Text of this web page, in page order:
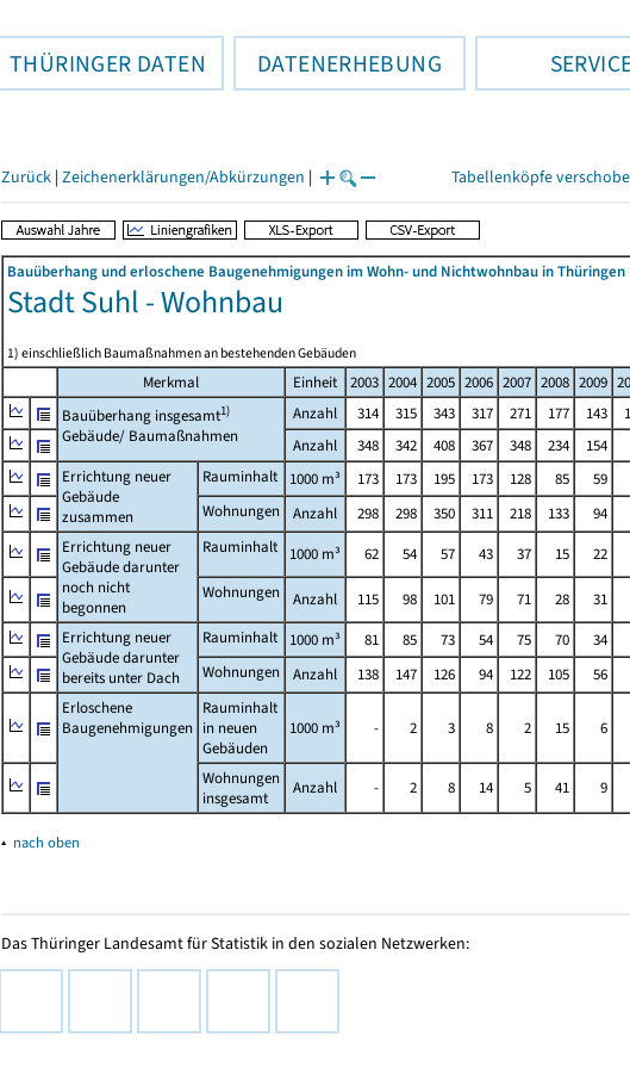
THÜRINGER DATEN DATENERHEBUNG
Zurück | Zeichenerklärungen/Abkürzungen | Tabellenköpfe
Bauüberhang und erloschene Baugenehmigungen im Wohn- und Nichtwohnbau in Thüringen
Stadt Suhl - Wohnbau
1) einschließlich Baumaßnahmen an bestehenden Gebäuden
Merkmal Einheit 2003 2004 2005 2006 2007 2008 2009
Bauüberhang insgesamt1)
Gebäude/ Baumaßnahmen
Anzahl 314 315 343 317 271 177 143
Anzahl
348 342 408 367 348 234 154
Errichtung neuer
Gebäude
zusammen
Rauminhalt 1000 m³ 173 173 195 173 128 85 59
Wohnungen
Anzahl 298 298 350 311 218 133 94
Errichtung neuer
Gebäude darunter
noch nicht
begonnen
Rauminhalt 1000 m³ 62 54 57 43 37 15 22
Wohnungen
Anzahl 115 98 101 79 71 28 31
Errichtung neuer
Gebäude darunter
bereits unter Dach
Rauminhalt 1000 m³ 81 85 73 54 75 70 34
Wohnungen
Anzahl 138 147 126 94 122 105 56
Erloschene
Baugenehmigungen
Rauminhalt
in neuen
Gebäuden
1000 m³ - 2 3 8 2 15 6
Wohnungen
insgesamt
Anzahl - 2 8 14 5 41 9
▴ nach oben
Das Thüringer Landesamt für Statistik in den sozialen Netzwerken: